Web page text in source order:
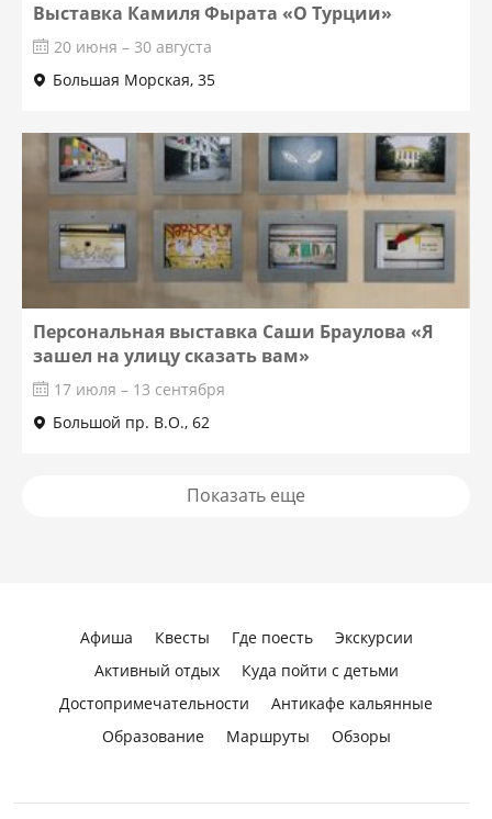
Выставка Камиля Фырата «О Турции»
20 июня – 30 августа
Большая Морская, 35
Персональная выставка Саши Браулова «Я
зашел на улицу сказать вам»
17 июля – 13 сентября
Большой пр. В.О., 62
Показать еще
Афиша Квесты Где поесть
Экскурсии
Активный отдых
Куда пойти с детьми
Достопримечательности
Антикафе кальянные
Образование
Маршруты Обзоры